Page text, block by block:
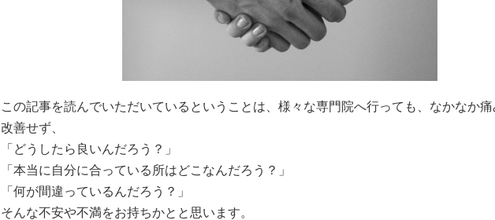
この記事を読んでいただいているということは、様々な専門院へ行っても、なかなか
改善せず、
「どうしたら良いんだろう？」
「本当に自分に合っている所はどこなんだろう？」
「何が間違っているんだろう？」
そんな不安や不満をお持ちかとと思います。